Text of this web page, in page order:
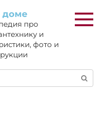
доме
про
и
фото и